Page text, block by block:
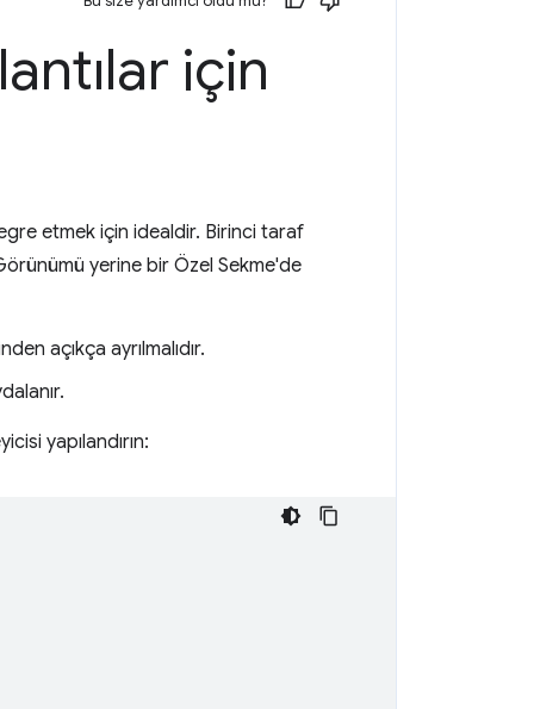
için
etmek için idealdir. Birinci taraf
yerine bir Özel Sekme'de
açıkça ayrılmalıdır.
yapılandırın: